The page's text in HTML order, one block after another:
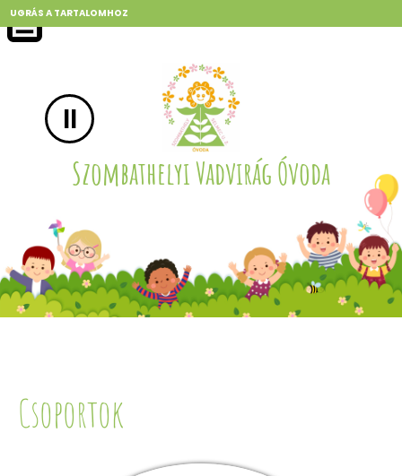
UGRÁS A TARTALOMHOZ
Szombathelyi Vadvirág Óvoda
II
Szombathelyi Vadvirág Óvoda
Szombathelyi Vadvirág Óvoda
Csoportok